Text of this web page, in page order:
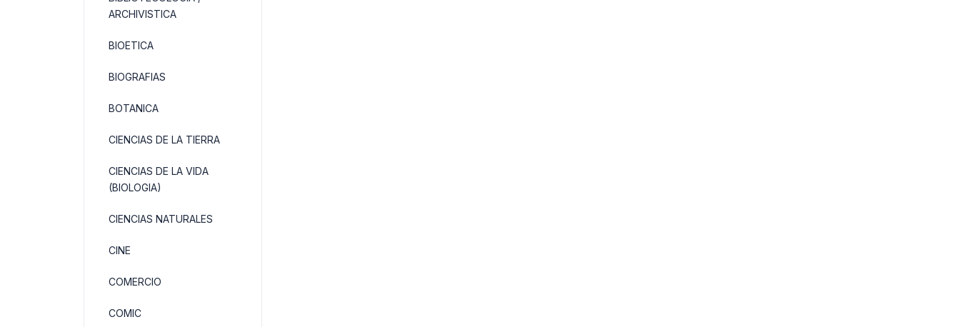
ARCHIVISTICA
BIOETICA
BIOGRAFIAS
BOTANICA
CIENCIAS DE LA TIERRA
CIENCIAS DE LA VIDA
(BIOLOGIA)
CIENCIAS NATURALES
CINE
COMERCIO
COMIC